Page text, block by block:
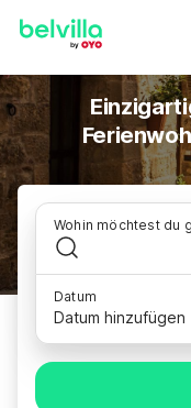
Wohin möchtest du
Datum
Datum hinzufügen